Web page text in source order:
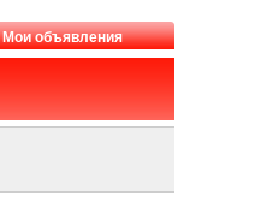
Мои объявления